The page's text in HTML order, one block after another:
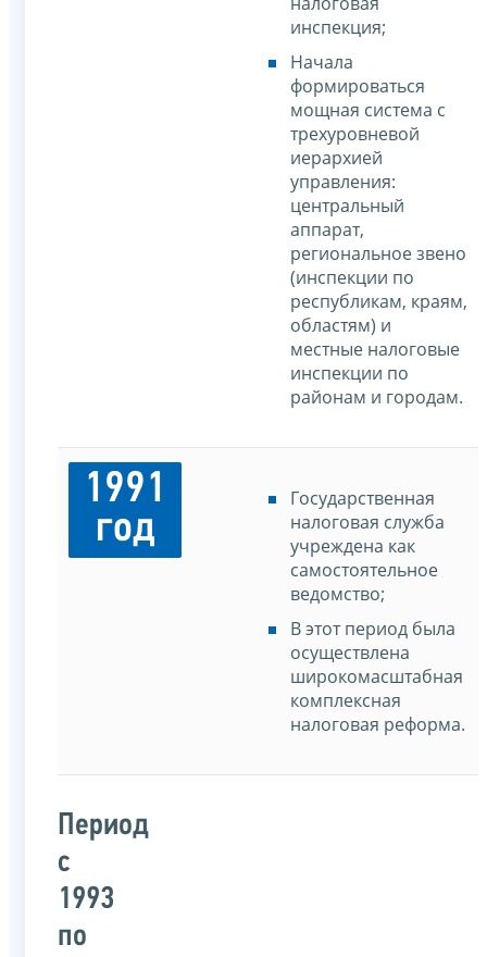
инспекция;
Начала
формироваться
мощная система с
трехуровневой
иерархией
управления:
центральный
аппарат,
региональное звено
(инспекции по
республикам, краям,
областям) и
местные налоговые
инспекции по
районам и городам.
1991
год
Государственная
налоговая служба
учреждена как
самостоятельное
ведомство;
В этот период была
осуществлена
широкомасштабная
комплексная
налоговая реформа.
Период
с
1993
по